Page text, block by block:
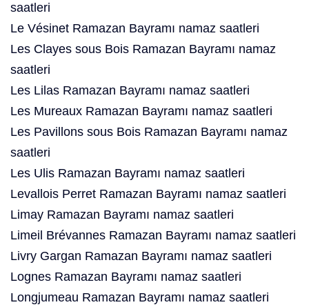
saatleri
Le Vésinet Ramazan Bayramı namaz saatleri
Les Clayes sous Bois Ramazan Bayramı namaz
saatleri
Les Lilas Ramazan Bayramı namaz saatleri
Les Mureaux Ramazan Bayramı namaz saatleri
Les Pavillons sous Bois Ramazan Bayramı namaz
saatleri
Les Ulis Ramazan Bayramı namaz saatleri
Levallois Perret Ramazan Bayramı namaz saatleri
Limay Ramazan Bayramı namaz saatleri
Limeil Brévannes Ramazan Bayramı namaz saatleri
Livry Gargan Ramazan Bayramı namaz saatleri
Lognes Ramazan Bayramı namaz saatleri
Longjumeau Ramazan Bayramı namaz saatleri